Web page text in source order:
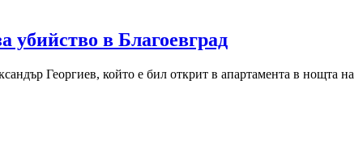
убийство в Благоевград
Георгиев, който е бил открит в апартамента в нощта на